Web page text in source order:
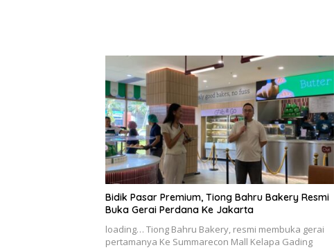
Bidik Pasar Premium, Tiong Bahru Bakery Resmi
Buka Gerai Perdana Ke Jakarta
loading… Tiong Bahru Bakery, resmi membuka gerai
pertamanya Ke Summarecon Mall Kelapa Gading